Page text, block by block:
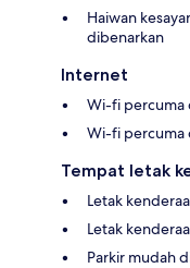
Haiwan
dibenarkan
Internet
Wi-fi percuma
Wi-fi percuma
Tempat letak
Letak
Letak
Parkir mudah